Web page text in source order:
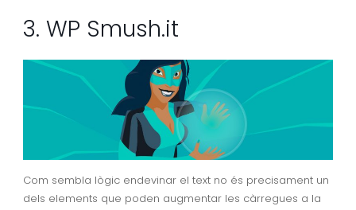
3. WP Smush.it
Com sembla lògic endevinar el text no és precisament un
dels elements que poden augmentar les càrregues a la